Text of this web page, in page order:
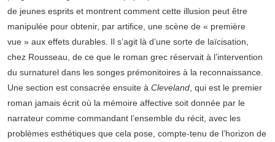
de jeunes esprits et montrent comment cette illusion peut être
manipulée pour obtenir, par artifice, une scène de « première
vue » aux effets durables. Il s’agit là d’une sorte de laïcisation,
chez Rousseau, de ce que le roman grec réservait à l’intervention
du surnaturel dans les songes prémonitoires à la reconnaissance.
Une section est consacrée ensuite à Cleveland , qui est le premier
roman jamais écrit où la mémoire affective soit donnée par le
narrateur comme commandant l’ensemble du récit, avec les
problèmes esthétiques que cela pose, compte-tenu de l’horizon de